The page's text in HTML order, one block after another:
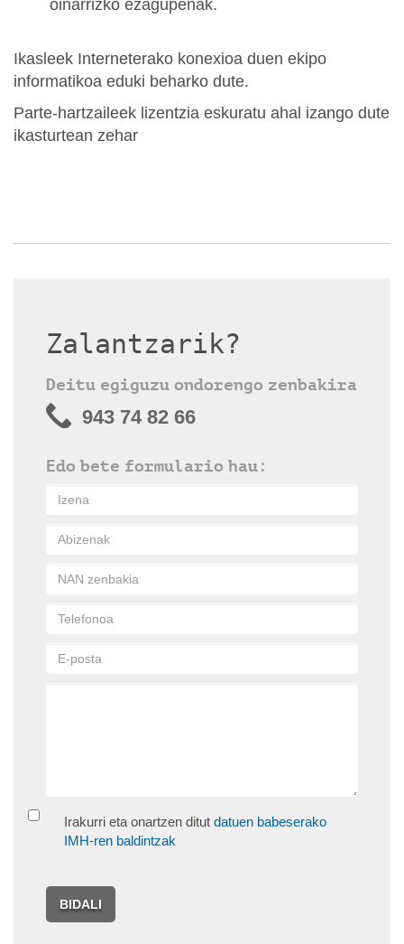
oinarrizko ezagupenak.
Ikasleek Interneterako konexioa duen ekipo
informatikoa eduki beharko dute.
Parte-hartzaileek lizentzia eskuratu ahal izango dute
ikasturtean zehar
Zalantzarik?
Deitu egiguzu ondorengo zenbakira
943 74 82 66
Edo bete formulario hau:
Irakurri eta onartzen ditut datuen babeserako
IMH-ren baldintzak
BIDALI